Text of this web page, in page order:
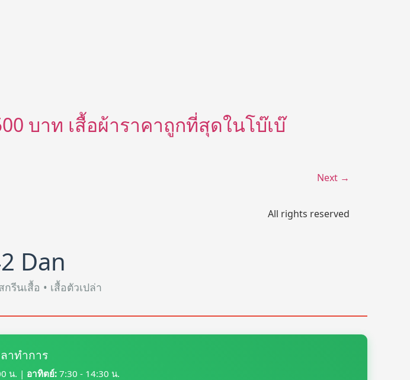
บาท เสื้อผ้าราคาถูกที่สุดในโบ๊เบ๊
Next →
All rights reserved
Dan
รีนเสื้อ • เสื้อตัวเปล่า
ลาทำการ
น. | อาทิตย์: 7:30 - 14:30 น.